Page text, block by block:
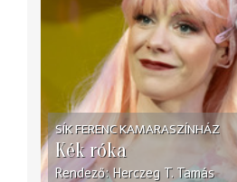
SÍK FERENC KAMARASZÍNHÁZ
Kék róka
Rendező Herczeg T. Tamás